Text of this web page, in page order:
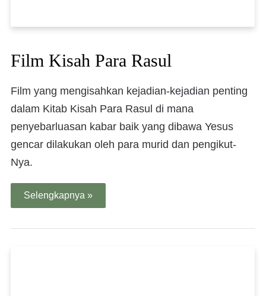
Film Kisah Para Rasul
Film yang mengisahkan kejadian-kejadian penting
dalam Kitab Kisah Para Rasul di mana
penyebarluasan kabar baik yang dibawa Yesus
gencar dilakukan oleh para murid dan pengikut-
Nya.
Selengkapnya »